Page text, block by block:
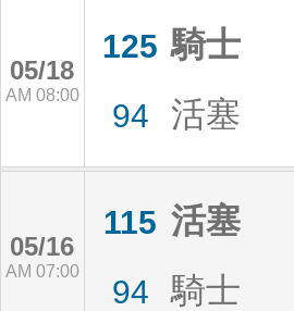
05/18
AM 08:00
125 騎士
94 活塞
05/16
AM 07:00
115 活塞
94 騎士